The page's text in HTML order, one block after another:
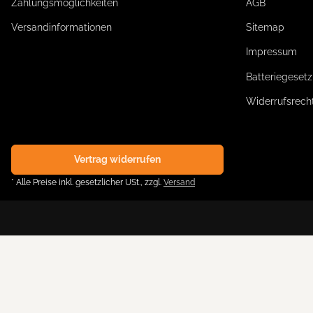
Zahlungsmöglichkeiten
Versandinformationen
AGB
Sitemap
Impressum
Vertrag widerrufen
* Alle Preise inkl. gesetzlicher USt., zzgl. Versand